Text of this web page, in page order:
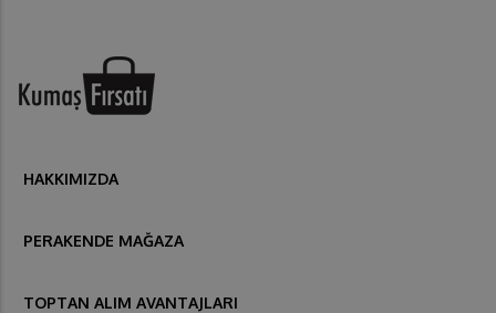
HAKKIMIZDA
PERAKENDE MAĞAZA
TOPTAN ALIM AVANTAJLARI